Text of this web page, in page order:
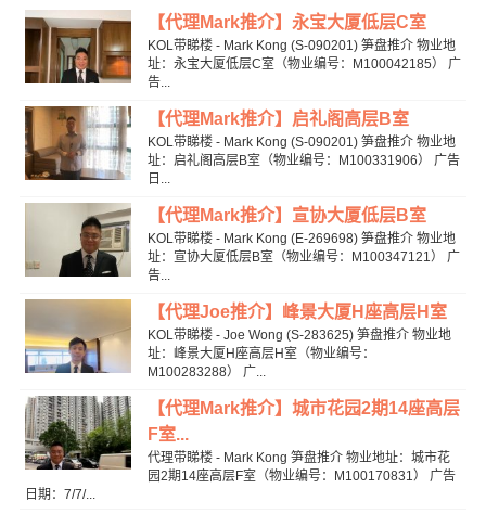
【代理Mark推介】永宝大厦低层C室
KOL带睇楼 - Mark Kong (S-090201) 笋盘推介 物业地
址：永宝大厦低层C室（物业编号：M100042185） 广
告...
【代理Mark推介】启礼阁高层B室
KOL带睇楼 - Mark Kong (S-090201) 笋盘推介 物业地
址：启礼阁高层B室（物业编号：M100331906） 广告
日...
【代理Mark推介】宣协大厦低层B室
KOL带睇楼 - Mark Kong (E-269698) 笋盘推介 物业地
址：宣协大厦低层B室（物业编号：M100347121） 广
告...
【代理Joe推介】峰景大厦H座高层H室
KOL带睇楼 - Joe Wong (S-283625) 笋盘推介 物业地
址：峰景大厦H座高层H室（物业编号：
M100283288） 广...
【代理Mark推介】城市花园2期14座高层
F室...
代理带睇楼 - Mark Kong 笋盘推介 物业地址：城市花
园2期14座高层F室（物业编号：M100170831） 广告
日期：7/7/...